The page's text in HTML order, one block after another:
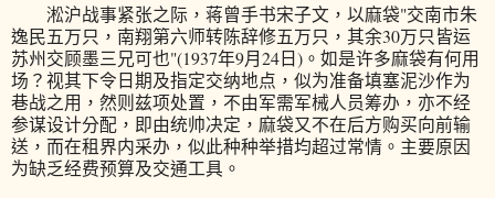
淞沪战事紧张之际，蒋曾手书宋子文，以麻袋"交南市朱
逸民五万只，南翔第六师转陈辞修五万只，其余30万只皆运
苏州交顾墨三兄可也"(1937年9月24日)。如是许多麻袋有何用
场？视其下令日期及指定交纳地点，似为准备填塞泥沙作为
巷战之用，然则兹项处置，不由军需军械人员筹办，亦不经
参谋设计分配，即由统帅决定，麻袋又不在后方购买向前输
送，而在租界内采办，似此种种举措均超过常情。主要原因
为缺乏经费预算及交通工具。